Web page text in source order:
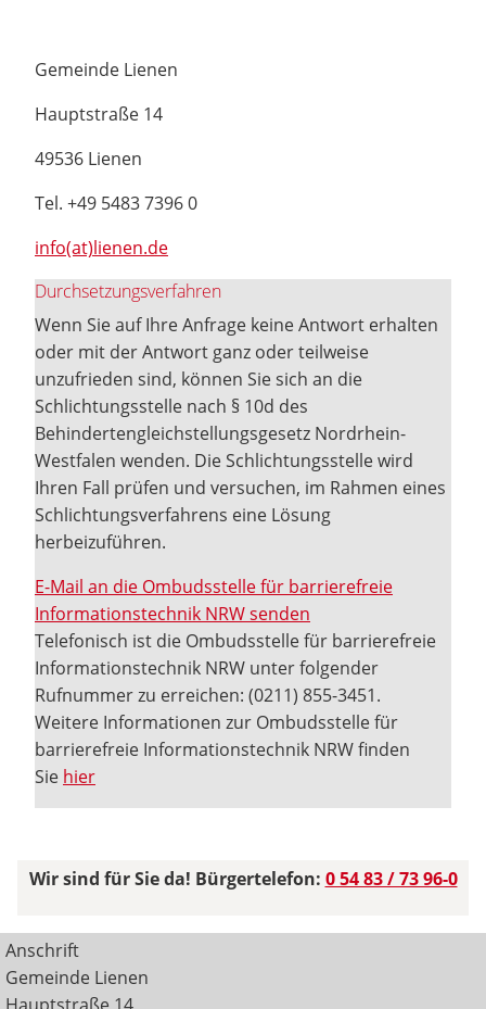
Gemeinde Lienen
Hauptstraße 14
49536 Lienen
Tel. +49 5483 7396 0
info(at)lienen.de
Durchsetzungsverfahren
Wenn Sie auf Ihre Anfrage keine Antwort erhalten
oder mit der Antwort ganz oder teilweise
unzufrieden sind, können Sie sich an die
Schlichtungsstelle nach § 10d des
Behindertengleichstellungsgesetz Nordrhein-
Westfalen wenden. Die Schlichtungsstelle wird
Ihren Fall prüfen und versuchen, im Rahmen eines
Schlichtungsverfahrens eine Lösung
herbeizuführen.
E-Mail an die Ombudsstelle für barrierefreie
Informationstechnik NRW senden
Telefonisch ist die Ombudsstelle für barrierefreie
Informationstechnik NRW unter folgender
Rufnummer zu erreichen: (0211) 855-3451.
Weitere Informationen zur Ombudsstelle für
barrierefreie Informationstechnik NRW finden
Sie hier
Wir sind für Sie da! Bürgertelefon: 0 54 83 / 73 96-0
Anschrift
Gemeinde Lienen